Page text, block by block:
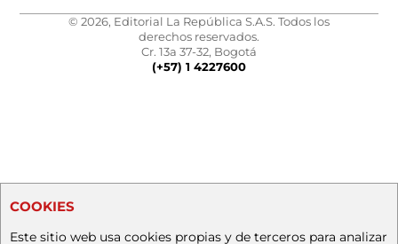
© 2026, Editorial La República S.A.S. Todos los
derechos reservados.
Cr. 13a 37-32, Bogotá
(+57) 1 4227600
COOKIES
Este sitio web usa cookies propias y de terceros para analizar